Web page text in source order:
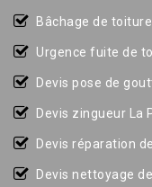
Bâchage de
Urgence fuite de
Devis pose de
Devis zingueur La
Devis réparation
Devis nettoyage